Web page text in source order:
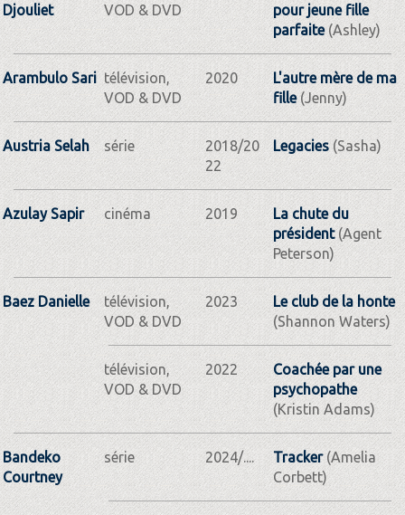
Djouliet
VOD & DVD
pour jeune fille
parfaite(Ashley)
Arambulo Sari télévision,
VOD & DVD
2020
L'autre mère de ma
fille(Jenny)
Austria Selah série
2018/20
22
Legacies(Sasha)
Azulay Sapir cinéma 2019
La chute du
président(Agent
Peterson)
Baez Danielle
télévision,
VOD & DVD
2023
Le club de la honte
(Shannon Waters)
télévision,
VOD & DVD
2022
Coachée par une
psychopathe
(Kristin Adams)
Bandeko
Courtney
série 2024/.... Tracker(Amelia
Corbett)